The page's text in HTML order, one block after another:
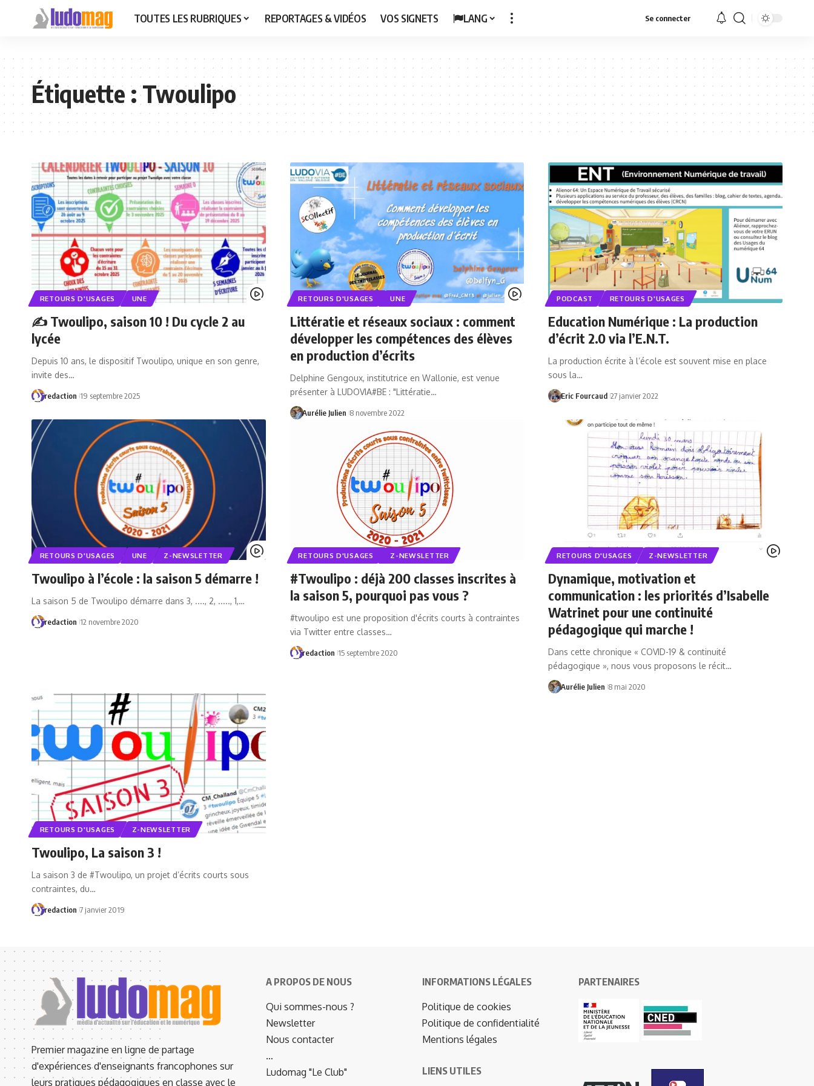
TOUTES LES RUBRIQUES REPORTAGES & VIDÉOS VOS SIGNETS LANG Se connecter
Étiquette :Twoulipo
RETOURS D'USAGES UNE
✍️ Twoulipo, saison 10 ! Du cycle 2 au
lycée
Depuis 10 ans, le dispositif Twoulipo, unique en son genre,
invite des…
redaction 19 septembre 2025
RETOURS D'USAGES UNE
Littératie et réseaux sociaux : comment
développer les compétences des élèves
en production d’écrits
Delphine Gengoux, institutrice en Wallonie, est venue
présenter à LUDOVIA#BE : "Littératie…
Aurélie Julien 8 novembre 2022
PODCAST RETOURS D'USAGES
Education Numérique : La production
d’écrit 2.0 via l’E.N.T.
La production écrite à l’école est souvent mise en place
sous la…
Eric Fourcaud 27 janvier 2022
RETOURS D'USAGES UNE Z-NEWSLETTER
Twoulipo à l’école : la saison 5 démarre !
La saison 5 de Twoulipo démarre dans 3, ...., 2, ....., 1,…
redaction 12 novembre 2020
RETOURS D'USAGES Z-NEWSLETTER
#Twoulipo : déjà 200 classes inscrites à
la saison 5, pourquoi pas vous ?
#twoulipo est une proposition d'écrits courts à contraintes
via Twitter entre classes…
redaction 15 septembre 2020
RETOURS D'USAGES Z-NEWSLETTER
Dynamique, motivation et
communication : les priorités d’Isabelle
Watrinet pour une continuité
pédagogique qui marche !
Dans cette chronique « COVID-19 & continuité
pédagogique », nous vous proposons le récit…
Aurélie Julien 8 mai 2020
RETOURS D'USAGES Z-NEWSLETTER
Twoulipo, La saison 3 !
La saison 3 de #Twoulipo, un projet d’écrits courts sous
contraintes, du…
redaction 7 janvier 2019
Premier magazine en ligne de partage
d'expériences d'enseignants francophones sur
leurs pratiques pédagogiques en classe avec le
A PROPOS DE NOUS
Qui sommes-nous ?
Newsletter
Nous contacter
…
Ludomag "Le Club"
INFORMATIONS LÉGALES
Politique de cookies
Politique de confidentialité
Mentions légales
LIENS UTILES
PARTENAIRES